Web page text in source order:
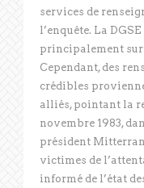
services de
l’enquête. La
principalement sur
Cependant, des
crédibles
alliés, pointant la
novembre 1983,
président
victimes de
informé de l’état